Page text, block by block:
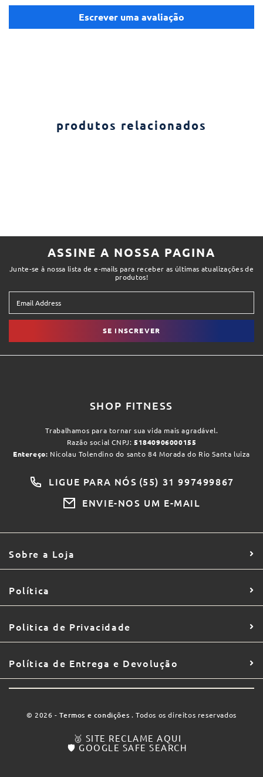
Escrever uma avaliação
produtos relacionados
ASSINE A NOSSA PAGINA
Junte-se à nossa lista de e-mails para receber as últimas atualizações de
produtos!
SE INSCREVER
SHOP FITNESS
Trabalhamos para tornar sua vida mais agradável.
Razão social CNPJ: 51840906000155
Entereço: Nicolau Tolendino do santo 84 Morada do Rio Santa luiza
LIGUE PARA NÓS (55) 31 997499867
ENVIE-NOS UM E-MAIL
Sobre a Loja
Política
Politica de Privacidade
Política de Entrega e Devolução
© 2026 -Termos e condições . Todos os direitos reservados
🥈 SITE RECLAME AQUI
🛡️ GOOGLE SAFE SEARCH